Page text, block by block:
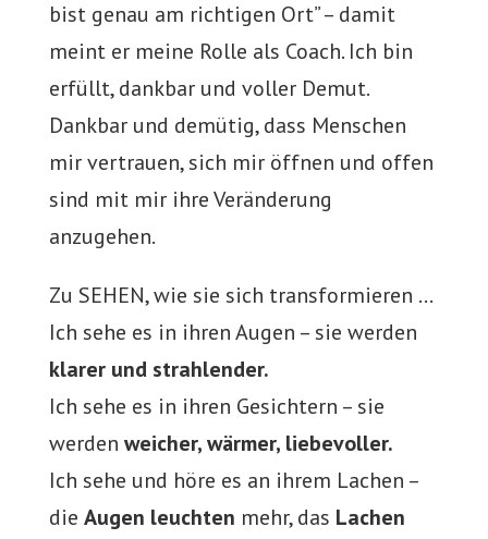
bist genau am richtigen Ort” – damit
meint er meine Rolle als Coach. Ich bin
erfüllt, dankbar und voller Demut.
Dankbar und demütig, dass Menschen
mir vertrauen, sich mir öffnen und offen
sind mit mir ihre Veränderung
anzugehen.
Zu SEHEN, wie sie sich transformieren …
Ich sehe es in ihren Augen – sie werden
klarer und strahlender.
Ich sehe es in ihren Gesichtern – sie
werden weicher, wärmer, liebevoller.
Ich sehe und höre es an ihrem Lachen –
die Augen leuchten mehr, das Lachen